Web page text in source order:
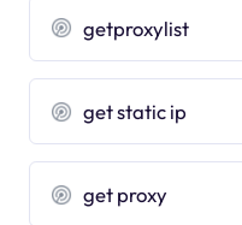
getproxylist
get static ip
get proxy